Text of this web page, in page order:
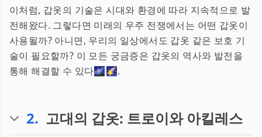
이처럼, 갑옷의 기술은 시대와 환경에 따라 지속적으로 발
전해왔다. 그렇다면 미래의 우주 전쟁에서는 어떤 갑옷이
사용될까? 아니면, 우리의 일상에서도 갑옷 같은 보호 기
술이 필요할까? 이 모든 궁금증은 갑옷의 역사와 발전을
통해 해결할 수 있다🌌🌠.
2. 고대의 갑옷: 트로이와 아킬레스